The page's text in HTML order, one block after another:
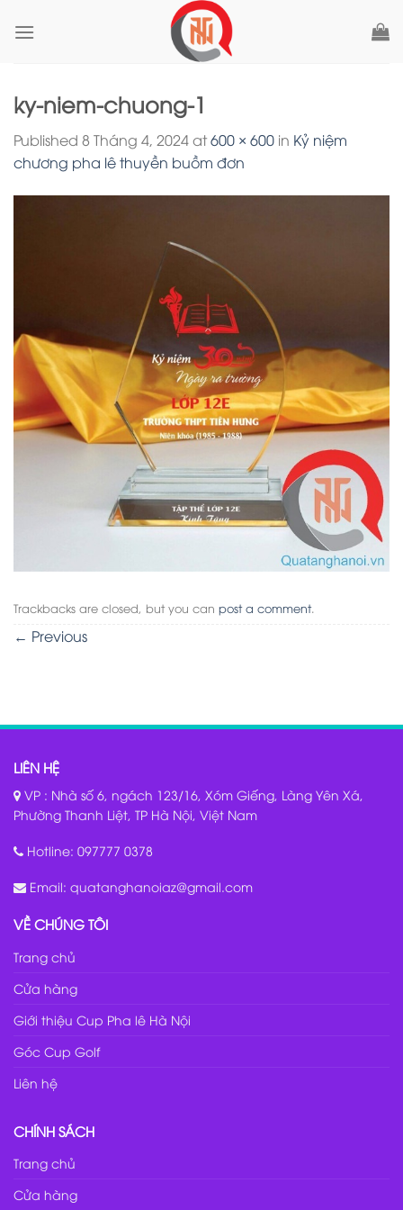
ky-niem-chuong-1
Published 8 Tháng 4, 2024at600 × 600 in Kỷ niệm
chương pha lê thuyền buồm đơn
Trackbacks are closed, but you can post a comment.
← Previous
LIÊN HỆ
VP : Nhà số 6, ngách 123/16, Xóm Giếng, Làng Yên Xá,
Phường Thanh Liệt, TP Hà Nội, Việt Nam
Hotline: 097777 0378
Email: quatanghanoiaz@gmail.com
VỀ CHÚNG TÔI
Trang chủ
Cửa hàng
Giới thiệu Cup Pha lê Hà Nội
Góc Cup Golf
Liên hệ
CHÍNH SÁCH
Trang chủ
Cửa hàng